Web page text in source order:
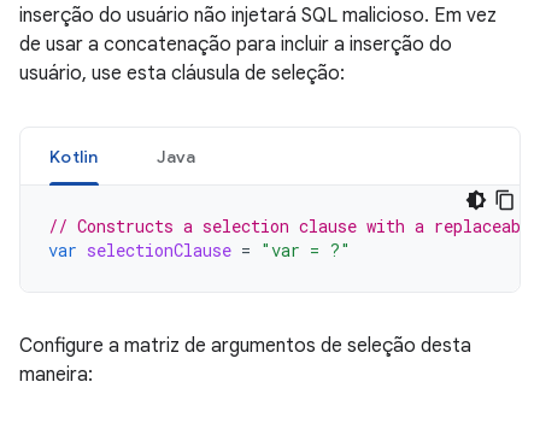
inserção do usuário não injetará SQL malicioso. Em vez
de usar a concatenação para incluir a inserção do
usuário, use esta cláusula de seleção:
Kotlin Java
// Constructs a selection clause with a replaceable
var selectionClause = "var = ?"
Configure a matriz de argumentos de seleção desta
maneira: